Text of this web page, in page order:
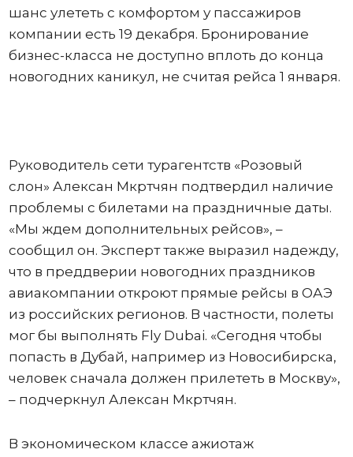
шанс улететь с комфортом у пассажиров
компании есть 19 декабря. Бронирование
бизнес-класса не доступно вплоть до конца
новогодних каникул, не считая рейса 1 января.
Руководитель сети турагентств «Розовый
слон» Алексан Мкртчян подтвердил наличие
проблемы с билетами на праздничные даты.
«Мы ждем дополнительных рейсов», –
сообщил он. Эксперт также выразил надежду,
что в преддверии новогодних праздников
авиакомпании откроют прямые рейсы в ОАЭ
из российских регионов. В частности, полеты
мог бы выполнять Fly Dubai. «Сегодня чтобы
попасть в Дубай, например из Новосибирска,
человек сначала должен прилететь в Москву»,
– подчеркнул Алексан Мкртчян.
В экономическом классе ажиотаж